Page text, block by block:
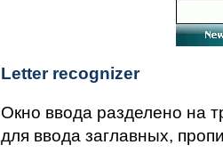
Letter recognizer
Окно ввода разделено на
для ввода заглавных,